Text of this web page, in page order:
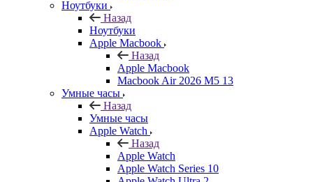
Ноутбуки
Назад
Ноутбуки
Apple Macbook
Назад
Apple Macbook
Macbook Air 2026 M5 13
Умные часы
Назад
Умные часы
Apple Watch
Назад
Apple Watch
Apple Watch Series 10